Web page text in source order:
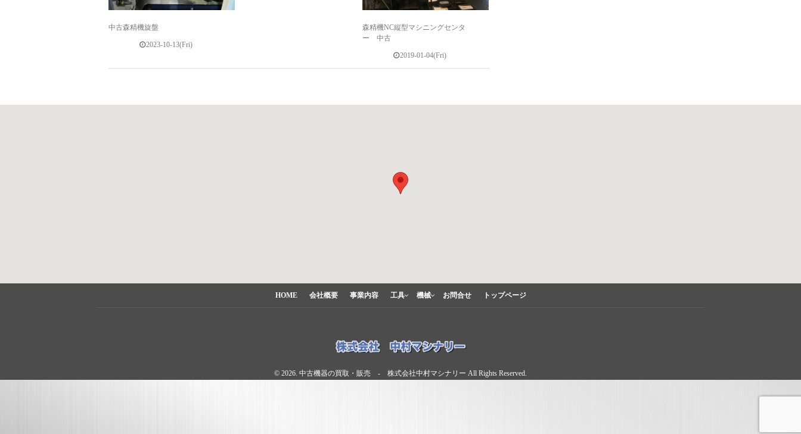
中古森精機旋盤
2023-10-13(Fri)
森精機NC縦型マシニングセンタ
ー 中古
2019-01-04(Fri)
HOME 会社概要 事業内容 工具 機械 お問合せ トップページ
© 2026. 中古機器の買取・販売 - 株式会社中村マシナリー All Rights Reserved.